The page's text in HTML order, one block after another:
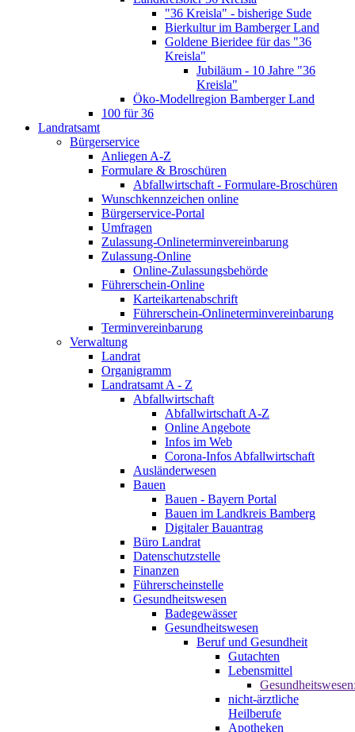
"36 Kreisla" - bisherige Sude
Bierkultur im Bamberger Land
Goldene Bieridee für das "36
Kreisla"
Jubiläum - 10 Jahre "36
Kreisla"
Öko-Modellregion Bamberger Land
100 für 36
Landratsamt
Bürgerservice
Anliegen A-Z
Formulare & Broschüren
Abfallwirtschaft - Formulare-Broschüren
Wunschkennzeichen online
Bürgerservice-Portal
Umfragen
Zulassung-Onlineterminvereinbarung
Zulassung-Online
Online-Zulassungsbehörde
Führerschein-Online
Karteikartenabschrift
Führerschein-Onlineterminvereinbarung
Terminvereinbarung
Verwaltung
Landrat
Organigramm
Landratsamt A - Z
Abfallwirtschaft
Abfallwirtschaft A-Z
Online Angebote
Infos im Web
Corona-Infos Abfallwirtschaft
Ausländerwesen
Bauen
Bauen - Bayern Portal
Bauen im Landkreis Bamberg
Digitaler Bauantrag
Büro Landrat
Datenschutzstelle
Finanzen
Führerscheinstelle
Gesundheitswesen
Badegewässer
Gesundheitswesen
Beruf und Gesundheit
Gutachten
Lebensmittel
nicht-ärztliche
Heilberufe
Apotheken